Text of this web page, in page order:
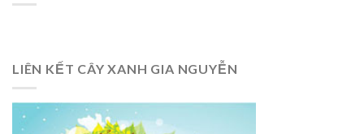
LIÊN KẾT CÂY XANH GIA NGUYỄN